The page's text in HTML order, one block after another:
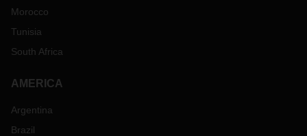
Morocco
Tunisia
South Africa
AMERICA
Argentina
Brazil